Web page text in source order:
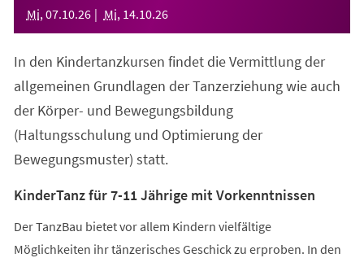
Mi, 07.10.26 Mi, 14.10.26
In den Kindertanzkursen findet die Vermittlung der
allgemeinen Grundlagen der Tanzerziehung wie auch
der Körper- und Bewegungsbildung
(Haltungsschulung und Optimierung der
Bewegungsmuster) statt.
KinderTanz für 7-11 Jährige mit Vorkenntnissen
Der TanzBau bietet vor allem Kindern vielfältige
Möglichkeiten ihr tänzerisches Geschick zu erproben. In den